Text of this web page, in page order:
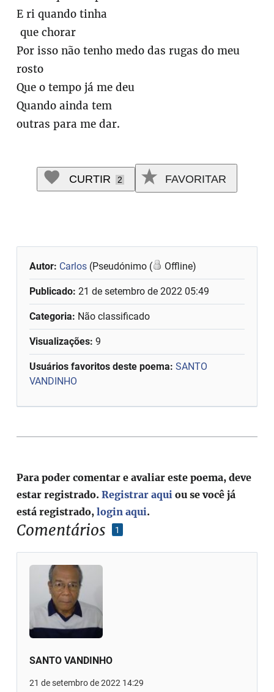
E ri quando tinha
que chorar
Por isso não tenho medo das rugas do meu
rosto
Que o tempo já me deu
Quando ainda tem
outras para me dar.
CURTIR 2 FAVORITAR
Autor: Carlos (Pseudónimo ( Offline)
Publicado:21 de setembro de 2022 05:49
Categoria: Não classificado
Visualizações: 9
Usuários favoritos deste poema: SANTO
VANDINHO
Comentários 1
SANTO VANDINHO
21 de setembro de 2022 14:29
Para poder comentar e avaliar este poema, deve
estar registrado.Registrar aqui ou se você já
está registrado,login aqui.